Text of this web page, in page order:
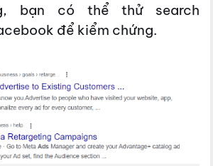
bạn có thể thử search
để kiểm chứng.